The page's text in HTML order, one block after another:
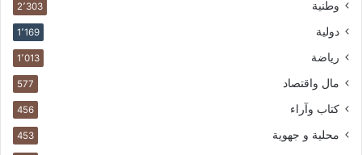
وطنية 2٬303
دولية 1٬169
رياضة 1٬013
مال واقتصاد 577
كتاب وآراء 456
محلية و جهوية 453